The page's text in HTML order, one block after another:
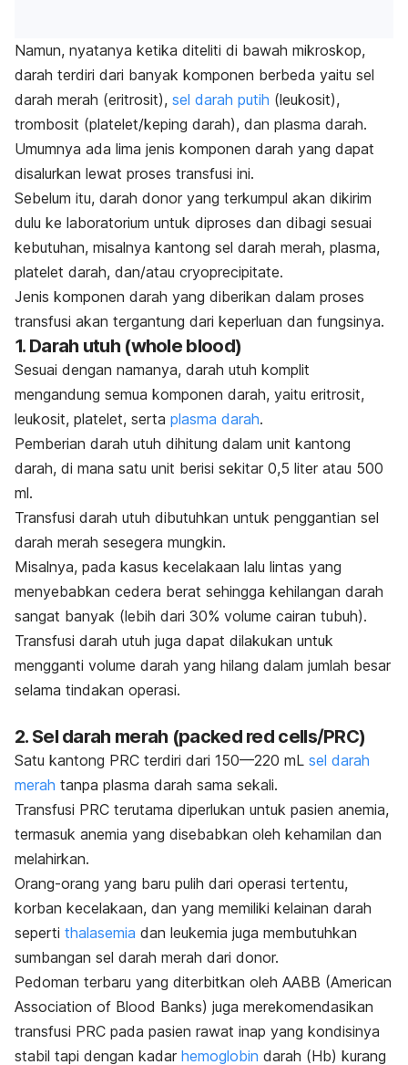
Namun, nyatanya ketika diteliti di bawah mikroskop,
darah terdiri dari banyak komponen berbeda yaitu sel
darah merah (eritrosit), sel darah putih (leukosit),
trombosit (platelet/keping darah), dan plasma darah.
Umumnya ada lima jenis komponen darah yang dapat
disalurkan lewat proses transfusi ini.
Sebelum itu, darah donor yang terkumpul akan dikirim
dulu ke laboratorium untuk diproses dan dibagi sesuai
kebutuhan, misalnya kantong sel darah merah, plasma,
platelet darah, dan/atau cryoprecipitate.
Jenis komponen darah yang diberikan dalam proses
transfusi akan tergantung dari keperluan dan fungsinya.
1. Darah utuh (whole blood)
Sesuai dengan namanya, darah utuh komplit
mengandung semua komponen darah, yaitu eritrosit,
leukosit, platelet, serta plasma darah.
Pemberian darah utuh dihitung dalam unit kantong
darah, di mana satu unit berisi sekitar 0,5 liter atau 500
ml.
Transfusi darah utuh dibutuhkan untuk penggantian sel
darah merah sesegera mungkin.
Misalnya, pada kasus kecelakaan lalu lintas yang
menyebabkan cedera berat sehingga kehilangan darah
sangat banyak (lebih dari 30% volume cairan tubuh).
Transfusi darah utuh juga dapat dilakukan untuk
mengganti volume darah yang hilang dalam jumlah besar
selama tindakan operasi.
2. Sel darah merah (packed red cells/PRC)
Satu kantong PRC terdiri dari 150—220 mL sel darah
merah tanpa plasma darah sama sekali.
Transfusi PRC terutama diperlukan untuk pasien anemia,
termasuk anemia yang disebabkan oleh kehamilan dan
melahirkan.
Orang-orang yang baru pulih dari operasi tertentu,
korban kecelakaan, dan yang memiliki kelainan darah
seperti thalasemia dan leukemia juga membutuhkan
sumbangan sel darah merah dari donor.
Pedoman terbaru yang diterbitkan oleh AABB (American
Association of Blood Banks) juga merekomendasikan
transfusi PRC pada pasien rawat inap yang kondisinya
stabil tapi dengan kadar hemoglobin darah (Hb) kurang